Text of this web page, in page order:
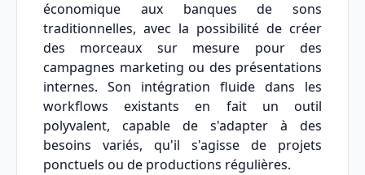
économique aux banques de sons
traditionnelles, avec la possibilité de créer
des morceaux sur mesure pour des
campagnes marketing ou des présentations
internes. Son intégration fluide dans les
workflows existants en fait un outil
polyvalent, capable de s'adapter à des
besoins variés, qu'il s'agisse de projets
ponctuels ou de productions régulières.